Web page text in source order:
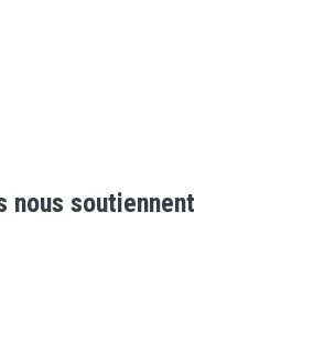
nous soutiennent